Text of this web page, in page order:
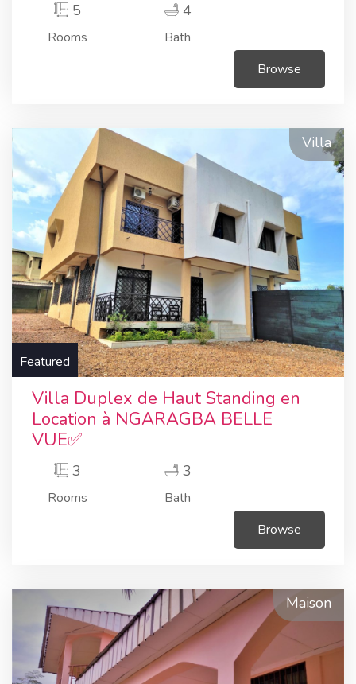
5
Rooms
4
Bath
Browse
Villa
Featured
Villa Duplex de Haut Standing en
Location à NGARAGBA BELLE
VUE✅
3
Rooms
3
Bath
Browse
Maison